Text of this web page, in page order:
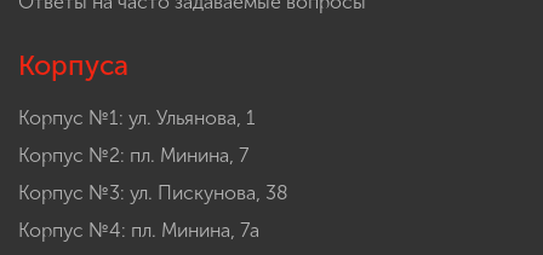
Корпуса
Корпус №1: ул. Ульянова, 1
Корпус №2: пл. Минина, 7
Корпус №3: ул. Пискунова, 38
Корпус №4: пл. Минина, 7а